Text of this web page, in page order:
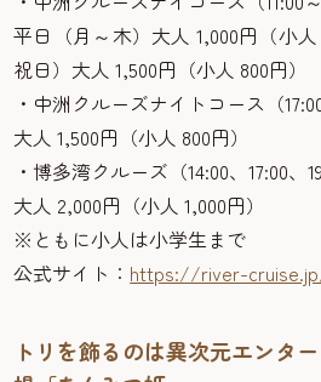
平日（月～木）大人 1,000円（小
祝日）大人 1,500円（小人 800円）
・中洲クルーズナイトコース（17:00
大人 1,500円（小人 800円）
・博多湾クルーズ（14:00、17:00、
大人 2,000円（小人 1,000円）
※ともに小人は小学生まで
公式サイト： https://river-
トリを飾るのは異次元エンタ